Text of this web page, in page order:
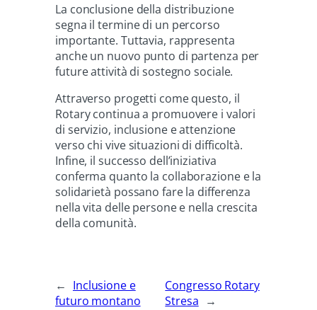
La conclusione della distribuzione
segna il termine di un percorso
importante. Tuttavia, rappresenta
anche un nuovo punto di partenza per
future attività di sostegno sociale.
Attraverso progetti come questo, il
Rotary continua a promuovere i valori
di servizio, inclusione e attenzione
verso chi vive situazioni di difficoltà.
Infine, il successo dell’iniziativa
conferma quanto la collaborazione e la
solidarietà possano fare la differenza
nella vita delle persone e nella crescita
della comunità.
← Inclusione e
futuro montano
Congresso Rotary
Stresa →